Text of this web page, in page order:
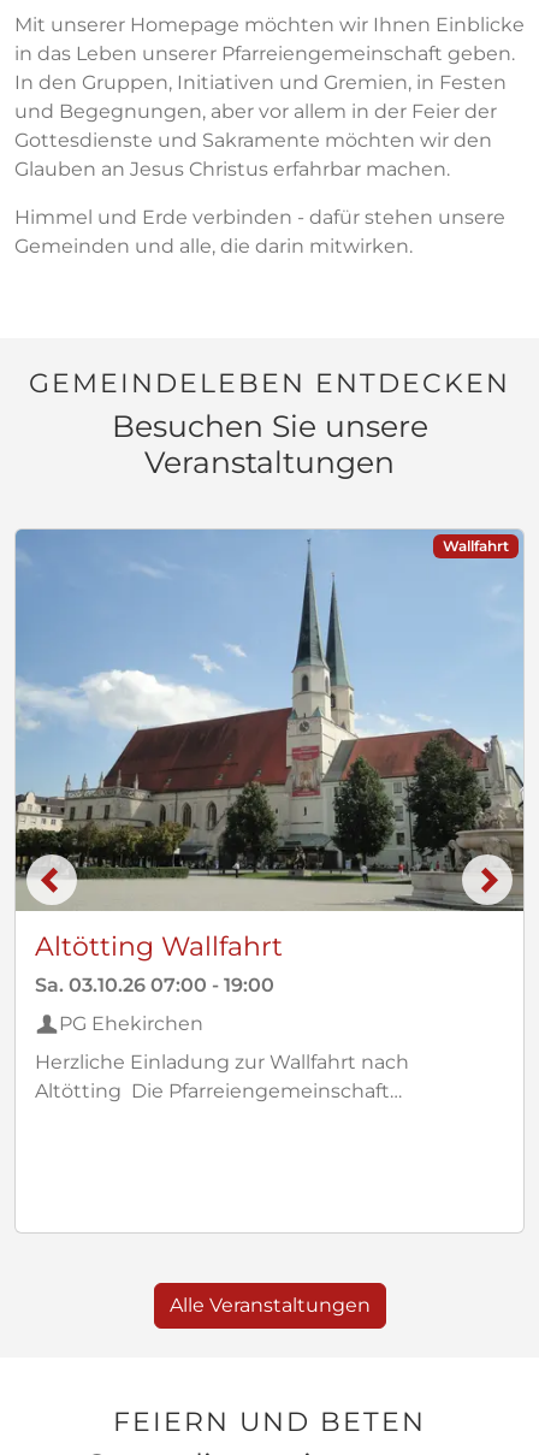
Mit unserer Homepage möchten wir Ihnen Einblicke
in das Leben unserer Pfarreiengemeinschaft geben.
In den Gruppen, Initiativen und Gremien, in Festen
und Begegnungen, aber vor allem in der Feier der
Gottesdienste und Sakramente möchten wir den
Glauben an Jesus Christus erfahrbar machen.
Himmel und Erde verbinden - dafür stehen unsere
Gemeinden und alle, die darin mitwirken.
GEMEINDELEBEN ENTDECKEN
Besuchen Sie unsere
Veranstaltungen
Wallfahrt
Altötting Wallfahrt
Sa. 03.10.26 07:00 - 19:00
PG Ehekirchen
Herzliche Einladung zur Wallfahrt nach
Altötting Die Pfarreiengemeinschaft
Uhr
Heilige Messe: 10:00 Uhr in St. Konrad mit Pfr.
Maria Dilg, Telefon 08433 / 742
Alle Veranstaltungen
FEIERN UND BETEN